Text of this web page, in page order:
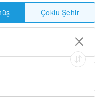
Çoklu Şehir